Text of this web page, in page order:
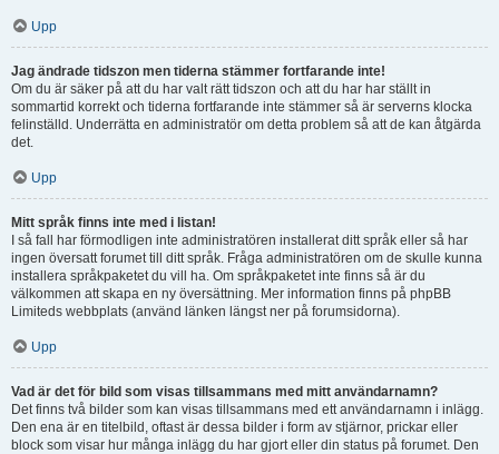
Upp
Jag ändrade tidszon men tiderna stämmer fortfarande inte!
Om du är säker på att du har valt rätt tidszon och att du har har ställt in
sommartid korrekt och tiderna fortfarande inte stämmer så är serverns klocka
felinställd. Underrätta en administratör om detta problem så att de kan åtgärda
det.
Upp
Mitt språk finns inte med i listan!
I så fall har förmodligen inte administratören installerat ditt språk eller så har
ingen översatt forumet till ditt språk. Fråga administratören om de skulle kunna
installera språkpaketet du vill ha. Om språkpaketet inte finns så är du
välkommen att skapa en ny översättning. Mer information finns på phpBB
Limiteds webbplats (använd länken längst ner på forumsidorna).
Upp
Vad är det för bild som visas tillsammans med mitt användarnamn?
Det finns två bilder som kan visas tillsammans med ett användarnamn i inlägg.
Den ena är en titelbild, oftast är dessa bilder i form av stjärnor, prickar eller
block som visar hur många inlägg du har gjort eller din status på forumet. Den